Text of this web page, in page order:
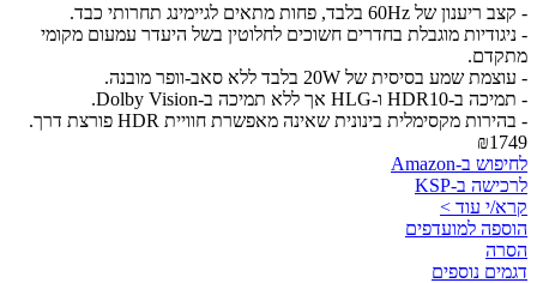
- קצב ריענון של 60Hz בלבד, פחות מתאים לגיימינג תחרותי כבד.
- ניגודיות מוגבלת בחדרים חשוכים לחלוטין בשל היעדר עמעום מקומי
מתקדם.
- עוצמת שמע בסיסית של 20W בלבד ללא סאב-וופר מובנה.
- תמיכה ב-HDR10 ו-HLG אך ללא תמיכה ב-Dolby Vision.
- בהירות מקסימלית בינונית שאינה מאפשרת חוויית HDR פורצת דרך.
₪1749
לחיפוש ב-Amazon
לרכישה ב-KSP
קרא/י עוד >
הוספה למועדפים
הסרה
דגמים נוספים